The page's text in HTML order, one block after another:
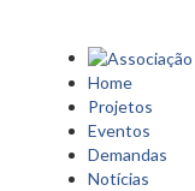
Home
Projetos
Eventos
Demandas
Notícias